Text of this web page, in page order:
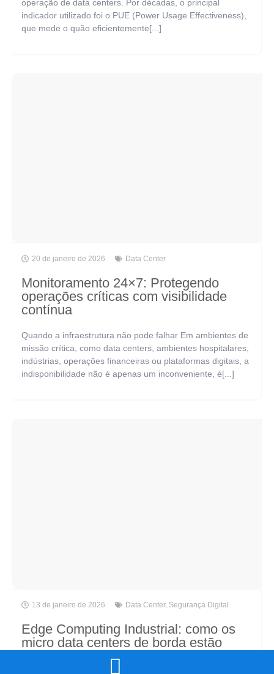
operação de data centers. Por décadas, o principal
indicador utilizado foi o PUE (Power Usage Effectiveness),
que mede o quão eficientemente[...]
20 de janeiro de 2026 Data Center
Monitoramento 24×7: Protegendo
operações críticas com visibilidade
contínua
Quando a infraestrutura não pode falhar Em ambientes de
missão crítica, como data centers, ambientes hospitalares,
indústrias, operações financeiras ou plataformas digitais, a
indisponibilidade não é apenas um inconveniente, é[...]
13 de janeiro de 2026 Data Center, Segurança Digital
Edge Computing Industrial: como os
micro data centers de borda estão
redefinindo a Indústria 4.0